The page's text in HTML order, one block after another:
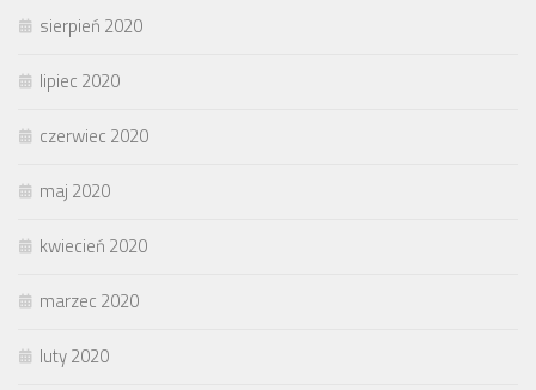
sierpień 2020
lipiec 2020
czerwiec 2020
maj 2020
kwiecień 2020
marzec 2020
luty 2020